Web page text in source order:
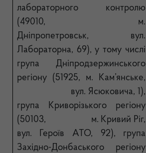
лабораторного контролю
(49010, м.
Дніпропетровськ, вул.
Лабораторна, 69), у тому числі
група Дніпродзержинського
регіону (51925, м. Кам’янське,
вул. Ясюковича, 1),
група Криворізького регіону
(50103, м. Кривий Ріг,
вул. Героїв АТО, 92), група
Західно-Донбаського регіону